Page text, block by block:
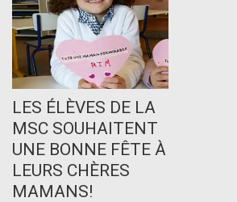
LES ÉLÈVES DE LA
MSC SOUHAITENT
UNE BONNE FÊTE À
LEURS CHÈRES
MAMANS!